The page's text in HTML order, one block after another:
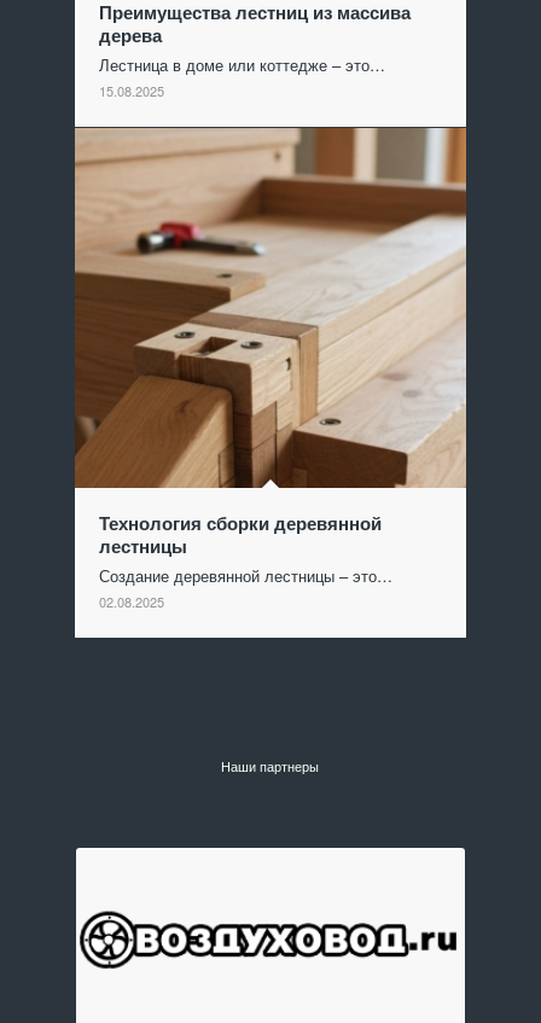
Преимущества лестниц из массива
дерева
Лестница в доме или коттедже – это…
15.08.2025
Технология сборки деревянной
лестницы
Создание деревянной лестницы – это…
02.08.2025
Наши партнеры